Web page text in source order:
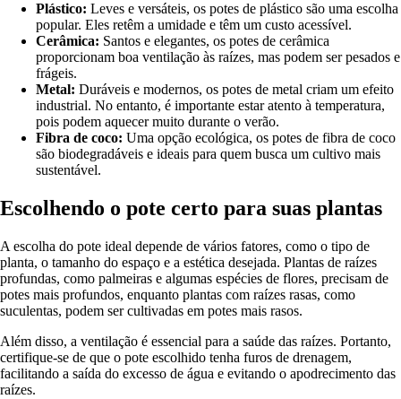
Plástico: Leves e versáteis, os potes de plástico são uma escolha
popular. Eles retêm a umidade e têm um custo acessível.
Cerâmica: Santos e elegantes, os potes de cerâmica
proporcionam boa ventilação às raízes, mas podem ser pesados e
frágeis.
Metal: Duráveis e modernos, os potes de metal criam um efeito
industrial. No entanto, é importante estar atento à temperatura,
pois podem aquecer muito durante o verão.
Fibra de coco: Uma opção ecológica, os potes de fibra de coco
são biodegradáveis e ideais para quem busca um cultivo mais
sustentável.
Escolhendo o pote certo para suas plantas
A escolha do pote ideal depende de vários fatores, como o tipo de
planta, o tamanho do espaço e a estética desejada. Plantas de raízes
profundas, como palmeiras e algumas espécies de flores, precisam de
potes mais profundos, enquanto plantas com raízes rasas, como
suculentas, podem ser cultivadas em potes mais rasos.
Além disso, a ventilação é essencial para a saúde das raízes. Portanto,
certifique-se de que o pote escolhido tenha furos de drenagem,
facilitando a saída do excesso de água e evitando o apodrecimento das
raízes.